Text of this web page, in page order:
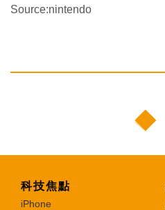
Source:nintendo
科技焦點
iPhone